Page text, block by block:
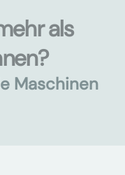
als
Maschinen